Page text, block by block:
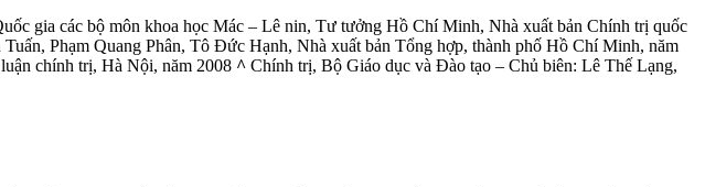
gia các bộ môn khoa học Mác – Lê nin, Tư tưởng Hồ Chí Minh, Nhà xuất bản Chính trị quốc
Phạm Quang Phân, Tô Đức Hạnh, Nhà xuất bản Tổng hợp, thành phố Hồ Chí Minh, năm
chính trị, Hà Nội, năm 2008 ^ Chính trị, Bộ Giáo dục và Đào tạo – Chủ biên: Lê Thế Lạng,